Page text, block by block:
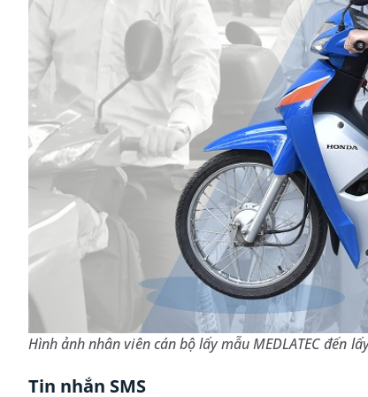
Hình ảnh nhân viên cán bộ lấy mẫu MEDLATEC đến
Tin nhắn SMS